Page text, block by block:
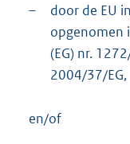
–
door de EU
opgenomen
(EG) nr.
2004/37/EG,
en/of